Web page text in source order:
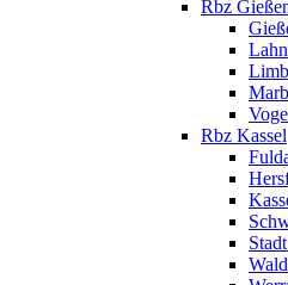
Rbz
Rbz Kassel